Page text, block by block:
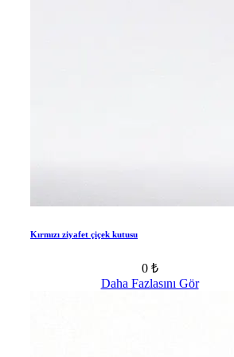
Kırmızı ziyafet çiçek kutusu
0 ₺
Daha Fazlasını Gör